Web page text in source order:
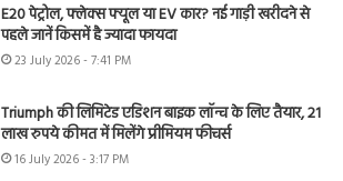
E20 पेट्रोल, फ्लेक्स फ्यूल या EV कार? नई गाड़ी खरीदने से
पहले जानें किसमें है ज्यादा फायदा
23 July 2026 - 7:41 PM
Triumph की लिमिटेड एडिशन बाइक लॉन्च के लिए तैयार, 21
लाख रुपये कीमत में मिलेंगे प्रीमियम फीचर्स
16 July 2026 - 3:17 PM